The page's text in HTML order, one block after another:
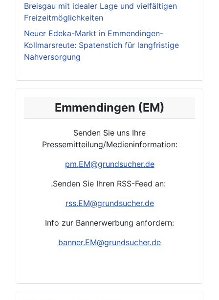
Breisgau mit idealer Lage und vielfältigen
Freizeitmöglichkeiten
Neuer Edeka-Markt in Emmendingen-
Kollmarsreute: Spatenstich für langfristige
Nahversorgung
Emmendingen (EM)
Senden Sie uns Ihre
Pressemitteilung/Medieninformation:
pm.EM@grundsucher.de
.Senden Sie Ihren RSS-Feed an:
rss.EM@grundsucher.de
Info zur Bannerwerbung anfordern:
banner.EM@grundsucher.de